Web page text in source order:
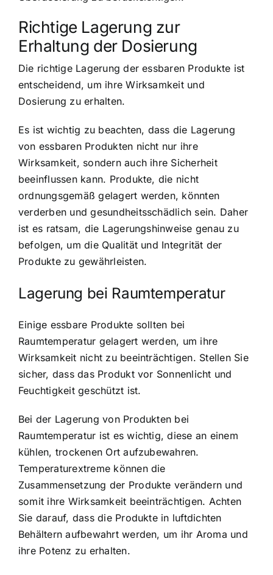
Richtige Lagerung zur
Erhaltung der Dosierung
Die richtige Lagerung der essbaren Produkte ist
entscheidend, um ihre Wirksamkeit und
Dosierung zu erhalten.
Es ist wichtig zu beachten, dass die Lagerung
von essbaren Produkten nicht nur ihre
Wirksamkeit, sondern auch ihre Sicherheit
beeinflussen kann. Produkte, die nicht
ordnungsgemäß gelagert werden, könnten
verderben und gesundheitsschädlich sein. Daher
ist es ratsam, die Lagerungshinweise genau zu
befolgen, um die Qualität und Integrität der
Produkte zu gewährleisten.
Lagerung bei Raumtemperatur
Einige essbare Produkte sollten bei
Raumtemperatur gelagert werden, um ihre
Wirksamkeit nicht zu beeinträchtigen. Stellen Sie
sicher, dass das Produkt vor Sonnenlicht und
Feuchtigkeit geschützt ist.
Bei der Lagerung von Produkten bei
Raumtemperatur ist es wichtig, diese an einem
kühlen, trockenen Ort aufzubewahren.
Temperaturextreme können die
Zusammensetzung der Produkte verändern und
somit ihre Wirksamkeit beeinträchtigen. Achten
Sie darauf, dass die Produkte in luftdichten
Behältern aufbewahrt werden, um ihr Aroma und
ihre Potenz zu erhalten.